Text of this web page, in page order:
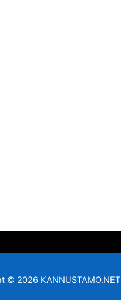
© 2026 KANNUSTAMO.NET